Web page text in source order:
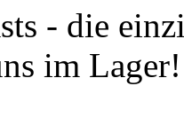
- die
im